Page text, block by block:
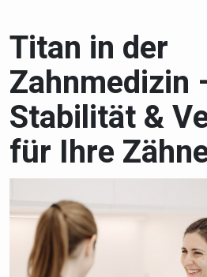
Titan in der
Zahnmedizin
Stabilität &
für Ihre